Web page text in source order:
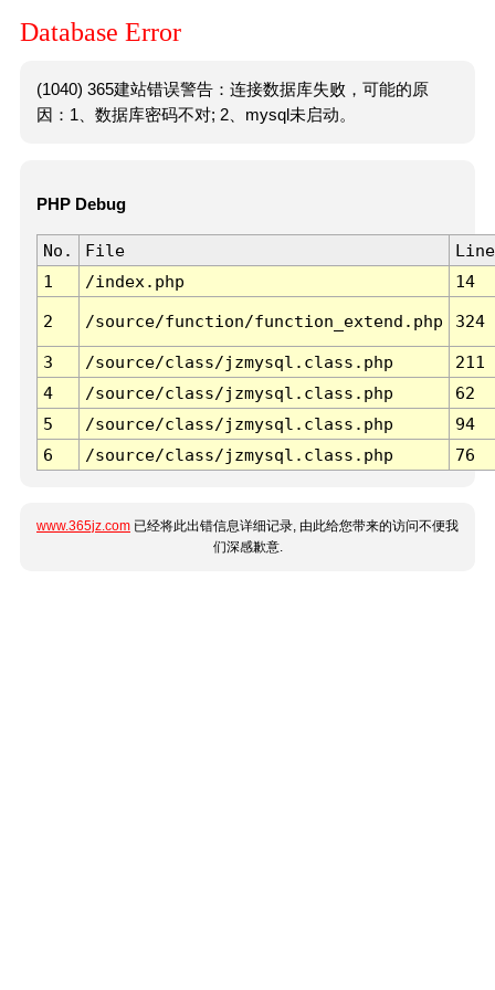
Database Error
(1040) 365建站错误警告：连接数据库失败，可能的原
因：1、数据库密码不对; 2、mysql未启动。
PHP Debug
No. File
Line
1
/index.php 14
2 /source/function/function_extend.php 324
3 /source/class/jzmysql.class.php
211
4
/source/class/jzmysql.class.php
62
5
/source/class/jzmysql.class.php
94
6
/source/class/jzmysql.class.php 76
www.365jz.com 已经将此出错信息详细记录, 由此给您带来的访问不便我
们深感歉意.